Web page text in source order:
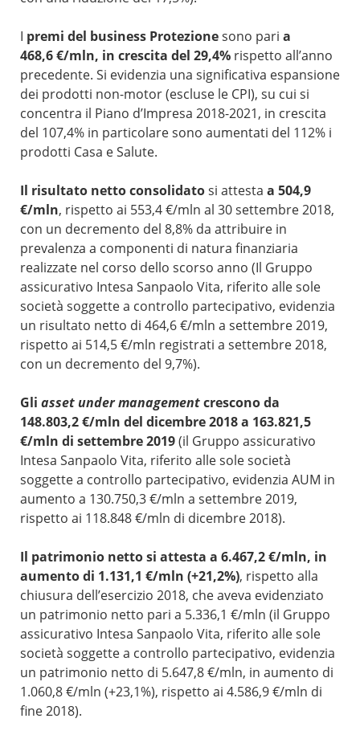
I premi del business Protezionesono pari a
468,6 €/mln, in crescita del 29,4%rispetto all’anno
precedente. Si evidenzia una significativa espansione
dei prodotti non-motor (escluse le CPI), su cui si
concentra il Piano d’Impresa 2018-2021, in crescita
del 107,4% in particolare sono aumentati del 112% i
prodotti Casa e Salute.
Il risultato netto consolidatosi attesta a 504,9
€/mln, rispetto ai 553,4 €/mln al 30 settembre 2018,
con un decremento del 8,8% da attribuire in
prevalenza a componenti di natura finanziaria
realizzate nel corso dello scorso anno (Il Gruppo
assicurativo Intesa Sanpaolo Vita, riferito alle sole
società soggette a controllo partecipativo, evidenzia
un risultato netto di 464,6 €/mln a settembre 2019,
rispetto ai 514,5 €/mln registrati a settembre 2018,
con un decremento del 9,7%).
Gli asset under managementcresconoda
148.803,2 €/mln del dicembre 2018 a 163.821,5
€/mln di settembre 2019(il Gruppo assicurativo
Intesa Sanpaolo Vita, riferito alle sole società
soggette a controllo partecipativo, evidenzia AUM in
aumento a 130.750,3 €/mln a settembre 2019,
rispetto ai 118.848 €/mln di dicembre 2018).
Il patrimonio netto si attesta a 6.467,2 €/mln, in
aumento di 1.131,1 €/mln (+21,2%), rispetto alla
chiusura dell’esercizio 2018, che aveva evidenziato
un patrimonio netto pari a 5.336,1 €/mln (il Gruppo
assicurativo Intesa Sanpaolo Vita, riferito alle sole
società soggette a controllo partecipativo, evidenzia
un patrimonio netto di 5.647,8 €/mln, in aumento di
1.060,8 €/mln (+23,1%), rispetto ai 4.586,9 €/mln di
fine 2018).